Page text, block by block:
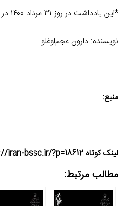
*این یادداشت در روز ۳۱ مرداد ۱۴۰۰ در
نویسنده: دارون عجم‌اوغلو
منبع:
لینک کوتاه https://iran-bssc.ir/?p=18612
مطالب مرتبط: